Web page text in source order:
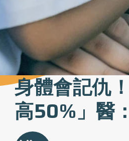
身體會記仇
高50%」醫